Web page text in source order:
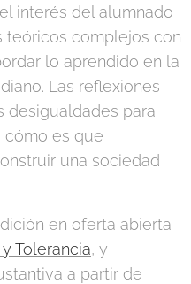
interés del alumnado
teóricos complejos con
lo aprendido en la
Las reflexiones
desigualdades para
cómo es que
una sociedad
en oferta abierta
Tolerancia, y
a partir de